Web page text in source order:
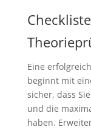
Eine
beginnt mit
sicher, dass
und die
haben.